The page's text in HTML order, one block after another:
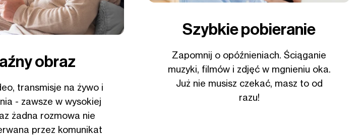
obraz
transmisje na żywo i
- zawsze w wysokiej
żadna rozmowa nie
przez komunikat
Szybkie pobieranie
Zapomnij o opóźnieniach. Ściąganie
muzyki, filmów i zdjęć w mgnieniu oka.
Już nie musisz czekać, masz to od
razu!